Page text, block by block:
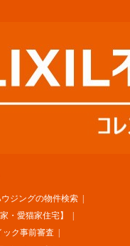
ジングの物件検索
・愛猫家住宅】
ック事前審査